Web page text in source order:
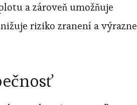
a zároveň umožňuje
riziko zranení a výrazne